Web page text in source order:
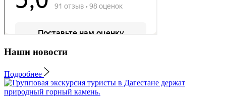
Наши новости
Подробнее